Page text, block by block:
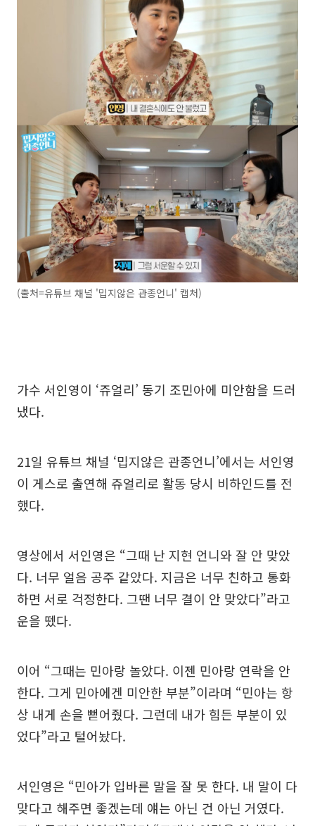
(출처=유튜브 채널 '밉지않은 관종언니' 캡처)
가수 서인영이 ‘쥬얼리’ 동기 조민아에 미안함을 드러
냈다.
21일 유튜브 채널 ‘밉지않은 관종언니’에서는 서인영
이 게스로 출연해 쥬얼리로 활동 당시 비하인드를 전
했다.
영상에서 서인영은 “그때 난 지현 언니와 잘 안 맞았
다. 너무 얼음 공주 같았다. 지금은 너무 친하고 통화
하면 서로 걱정한다. 그땐 너무 결이 안 맞았다”라고
운을 뗐다.
이어 “그때는 민아랑 놀았다. 이젠 민아랑 연락을 안
한다. 그게 민아에겐 미안한 부분”이라며 “민아는 항
상 내게 손을 뻗어줬다. 그런데 내가 힘든 부분이 있
었다”라고 털어놨다.
서인영은 “민아가 입바른 말을 잘 못 한다. 내 말이 다
맞다고 해주면 좋겠는데 얘는 아닌 건 아닌 거였다.